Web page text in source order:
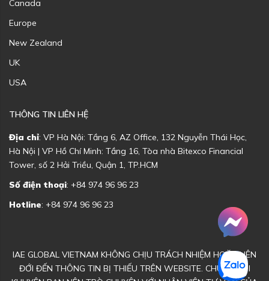
Canada
Europe
New Zealand
UK
USA
THÔNG TIN LIÊN HỆ
Địa chỉ: VP Hà Nội: Tầng 6, AZ Office, 132 Nguyễn Thái Học,
Hà Nội | VP Hồ Chí Minh: Tầng 16, Tòa nhà Bitexco Financial
Tower, số 2 Hải Triều, Quận 1, TP.HCM
Số điện thoại: +84 974 96 96 23
Hotline: +84 974 96 96 23
IAE GLOBAL VIETNAM KHÔNG CHỊU TRÁCH NHIỆM HOẶC LIÊN
ĐỚI ĐẾN THÔNG TIN BỊ THIẾU TRÊN WEBSITE. CHÚNG TÔI